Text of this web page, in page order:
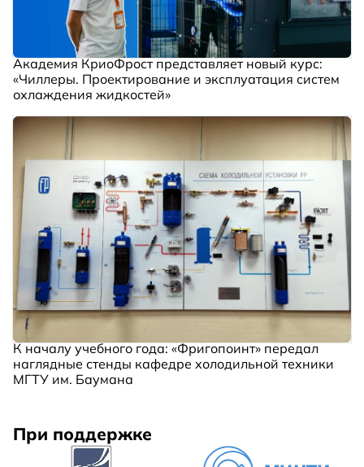
Академия КриоФрост представляет новый курс:
«Чиллеры. Проектирование и эксплуатация систем
охлаждения жидкостей»
К началу учебного года: «Фригопоинт» передал
наглядные стенды кафедре холодильной техники
МГТУ им. Баумана
При поддержке